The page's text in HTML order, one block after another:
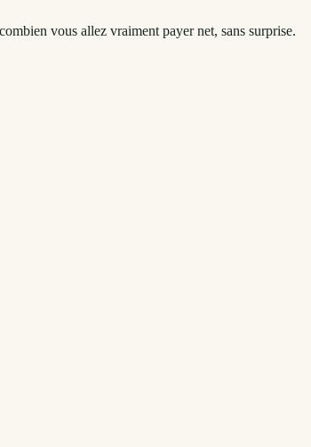
vous allez vraiment payer net, sans surprise.